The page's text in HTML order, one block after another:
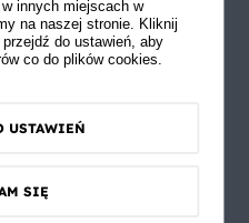
śniadanie
innych miejscach w
na naszej stronie. Kliknij
do ustawień, aby
co do plików cookies.
USTAWIEŃ
SIĘ